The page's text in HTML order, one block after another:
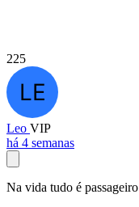
225
Leo VIP
há 4 semanas
Na vida tudo é passageiro